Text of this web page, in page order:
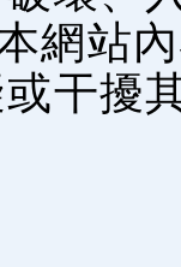
網站
干擾